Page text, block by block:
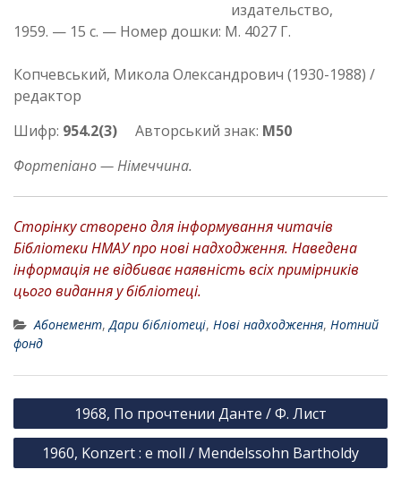
издательство,
1959. — 15 с. — Номер дошки: М. 4027 Г.
Копчевський, Микола Олександрович (1930-1988) /
редактор
Шифр: 954.2(3) Авторський знак: М50
Фортепіано — Німеччина.
Сторінку створено для інформування читачів
Бібліотеки НМАУ про нові надходження. Наведена
інформація не відбиває наявність всіх примірників
цього видання у бібліотеці.
Абонемент,Дари бібліотеці, Нові надходження, Нотний
фонд
Н
а
1968, По прочтении Данте / Ф. Лист
1960, Konzert : e moll / Mendelssohn Bartholdy